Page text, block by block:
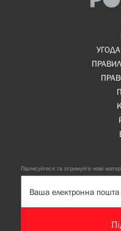
Підписуйтеся та отримуйте нові